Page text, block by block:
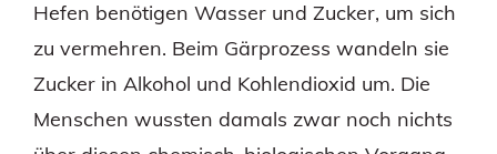
Hefen benötigen Wasser und Zucker, um sich
zu vermehren. Beim Gärprozess wandeln sie
Zucker in Alkohol und Kohlendioxid um. Die
Menschen wussten damals zwar noch nichts